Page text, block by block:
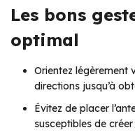
Les bons
optimal
Orientez légèrement
directions jusqu’à
Évitez de placer
susceptibles de